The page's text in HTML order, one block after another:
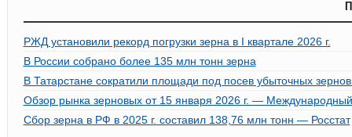
РЖД установили рекорд погрузки зерна в I квартале 2026 г.
В России собрано более 135 млн тонн зерна
В Татарстане сократили площади под посев убыточных
Обзор рынка зерновых от 15 января 2026 г. —
Сбор зерна в РФ в 2025 г. составил 138,76 млн тонн — Росстат